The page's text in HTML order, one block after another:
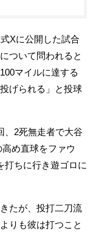
Xに公開した試合
ついて問われると
マイルに達する
げられる」と投球
2死無走者で大谷
め直球をファウ
打ちに行き遊ゴロに
たが、投打二刀流
りも彼は打つこと